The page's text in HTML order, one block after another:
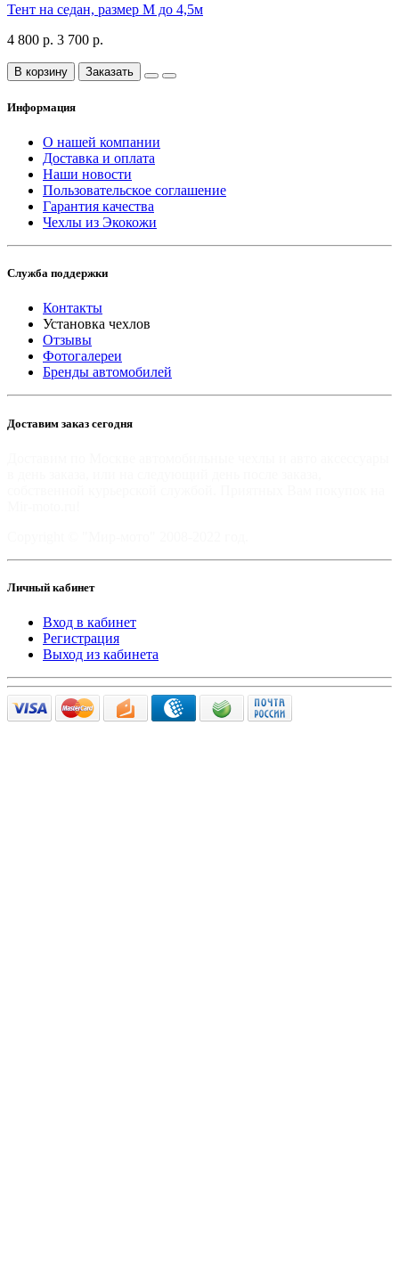
Тент на седан, размер М до 4,5м
4 800 р. 3 700 р.
В корзину Заказать
Информация
О нашей компании
Доставка и оплата
Наши новости
Пользовательское соглашение
Гарантия качества
Чехлы из Экокожи
Служба поддержки
Контакты
Установка чехлов
Отзывы
Фотогалереи
Бренды автомобилей
Доставим заказ сегодня
Личный кабинет
Вход в кабинет
Регистрация
Выход из кабинета